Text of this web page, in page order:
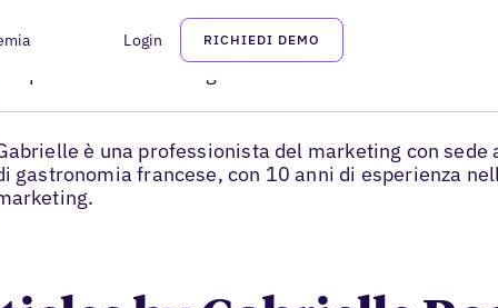
Login RICHIEDI DEMO
Rousseff
è una professionista del marketing con sede
gastronomia francese, con 10 anni di esperienza